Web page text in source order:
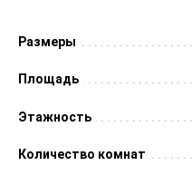
Размеры
Площадь
Этажность
Количество комнат